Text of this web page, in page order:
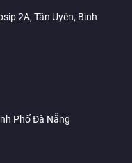
2A, Tân Uyên, Bình
Phố Đà Nẵng